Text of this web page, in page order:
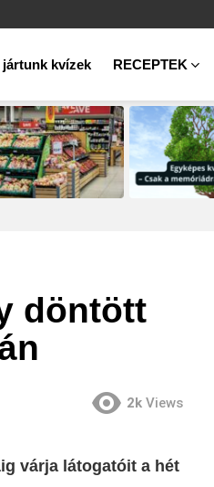
kvízek RECEPTEK
döntött
2k Views
várja látogatóit a hét